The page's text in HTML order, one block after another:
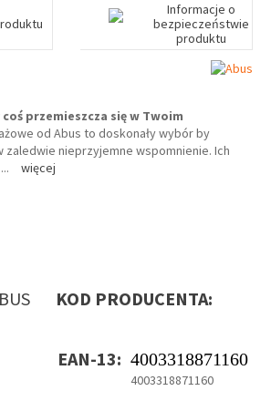
Informacje o
bezpieczeństwie
produktu
przemieszcza się w Twoim
od Abus to doskonały wybór by
zaledwie nieprzyjemne wspomnienie. Ich
... więcej
KOD PRODUCENTA:
EAN-13: 4003318871160
4003318871160